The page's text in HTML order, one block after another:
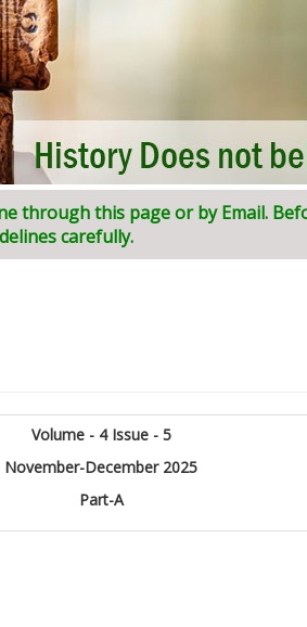
Research andDevelopment
Volume - 4 Issue - 5
November-December 2025
Part-A